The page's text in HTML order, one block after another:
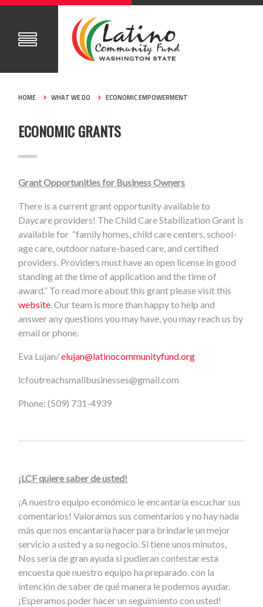
HOME WHAT WE DO ECONOMIC EMPOWERMENT
ECONOMIC GRANTS
Grant Opportunities for Business Owners
There is a current grant opportunity available to
Daycare providers! The Child Care Stabilization Grant is
available for “family homes, child care centers, school-
age care, outdoor nature-based care, and certified
providers. Providers must have an open license in good
standing at the time of application and the time of
award.” To read more about this grant please visit this
website. Our team is more than happy to help and
answer any questions you may have, you may reach us by
email or phone.
Eva Lujan/elujan@latinocommunityfund.org
lcfoutreachsmallbusinesses@gmail.com
Phone: (509) 731-4939
¡LCF quiere saber de usted!
¡A nuestro equipo económico le encantaría escuchar sus
comentarios! Valoramos sus comentarios y no hay nada
más que nos encantaría hacer para brindarle un mejor
servicio a usted y a su negocio. Si tiene unos minutos,
Nos seria de gran ayuda si pudieran contestar esta
encuesta que nuestro equipo ha preparado. con la
intención de saber de qué manera le podemos ayudar.
¡Esperamos poder hacer un seguimiento con usted!